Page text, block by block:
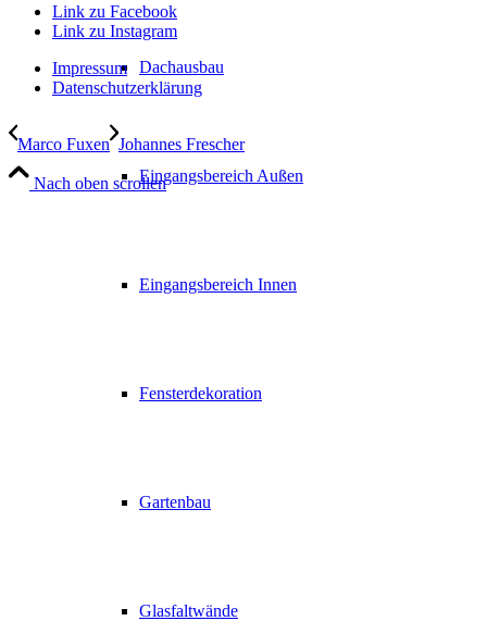
Dachausbau
Eingangsbereich Außen
Eingangsbereich Innen
Fensterdekoration
Gartenbau
Glasfaltwände
Link zu Facebook
Link zu Instagram
Impressum
Datenschutzerklärung
Marco Fuxen Johannes Frescher
Nach oben scrollen